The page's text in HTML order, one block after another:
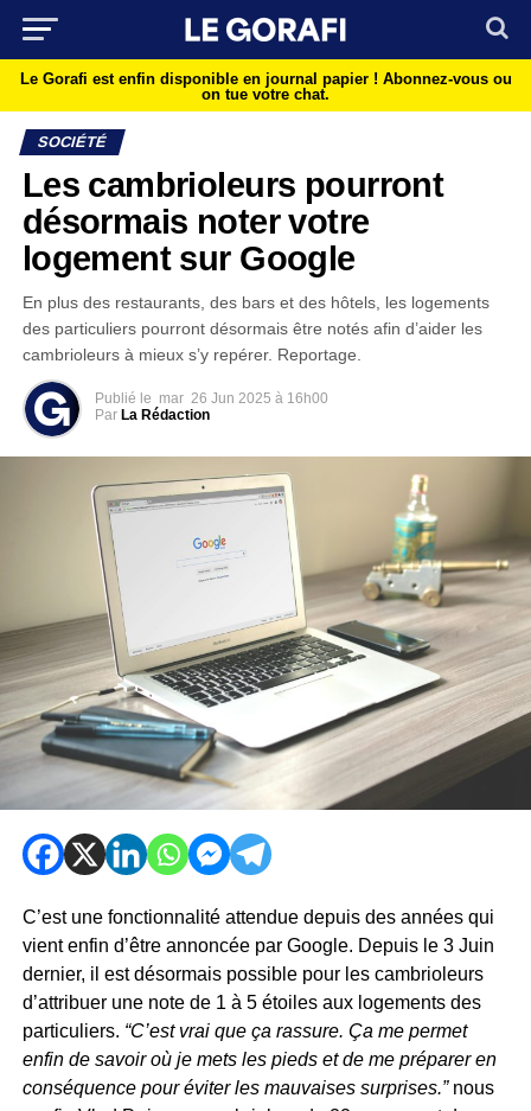
Le Gorafi est enfin disponible en journal papier ! Abonnez-vous ou
on tue votre chat.
SOCIÉTÉ
Les cambrioleurs pourront
désormais noter votre
logement sur Google
En plus des restaurants, des bars et des hôtels, les logements
des particuliers pourront désormais être notés afin d’aider les
cambrioleurs à mieux s’y repérer. Reportage.
Publié le mar 26 Jun 2025 à 16h00
Par La Rédaction
C’est une fonctionnalité attendue depuis des années qui
vient enfin d’être annoncée par Google. Depuis le 3 Juin
dernier, il est désormais possible pour les cambrioleurs
d’attribuer une note de 1 à 5 étoiles aux logements des
particuliers. “C’est vrai que ça rassure. Ça me permet
enfin de savoir où je mets les pieds et de me préparer en
conséquence pour éviter les mauvaises surprises.”nous